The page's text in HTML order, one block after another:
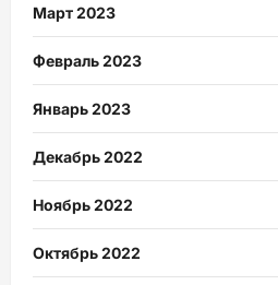
Март 2023
Февраль 2023
Январь 2023
Декабрь 2022
Ноябрь 2022
Октябрь 2022